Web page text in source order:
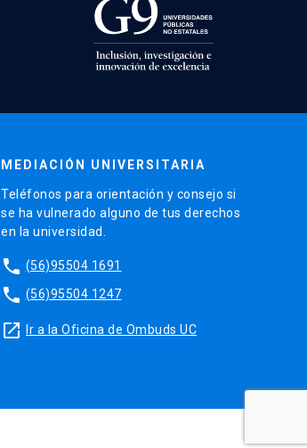
MEDIACIÓN UNIVERSITARIA
Teléfonos para orientación y consejo si
se ha vulnerado alguno de tus derechos
en la universidad.
phone (56)95504 1691
phone (56)95504 1247
launch Ir a la Oficina de Ombuds UC